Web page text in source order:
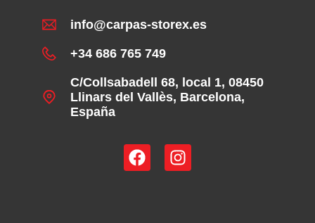
info@carpas-storex.es
+34 686 765 749
C/Collsabadell 68, local 1, 08450
Llinars del Vallès, Barcelona,
España